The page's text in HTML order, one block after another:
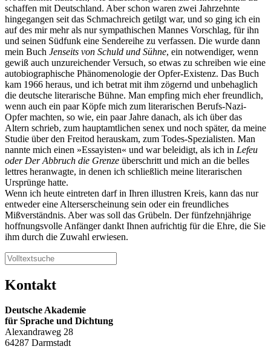
schaffen mit Deutschland. Aber schon waren zwei Jahrzehnte
hingegangen seit das Schmachreich getilgt war, und so ging ich ein
auf des mir mehr als nur sympathischen Mannes Vorschlag, für ihn
und seinen Südfunk eine Sendereihe zu verfassen. Die wurde dann
mein Buch Jenseits von Schuld und Sühne, ein notwendiger, wenn
gewiß auch unzureichender Versuch, so etwas zu schreiben wie eine
autobiographische Phänomenologie der Opfer-Existenz. Das Buch
kam 1966 heraus, und ich betrat mit ihm zögernd und unbehaglich
die deutsche literarische Bühne. Man empfing mich eher freundlich,
wenn auch ein paar Köpfe mich zum literarischen Berufs-Nazi-
Opfer machten, so wie, ein paar Jahre danach, als ich über das
Altern schrieb, zum hauptamtlichen senex und noch später, da meine
Studie über den Freitod herauskam, zum Todes-Spezialisten. Man
nannte mich einen »Essayisten« und war beleidigt, als ich in Lefeu
oder Der Abbruch die Grenze überschritt und mich an die belles
lettres heranwagte, in denen ich schließlich meine literarischen
Ursprünge hatte.
Wenn ich heute eintreten darf in Ihren illustren Kreis, kann das nur
entweder eine Alterserscheinung sein oder ein freundliches
Mißverständnis. Aber was soll das Grübeln. Der fünfzehnjährige
hoffnungsvolle Anfänger dankt Ihnen aufrichtig für die Ehre, die Sie
ihm durch die Zuwahl erwiesen.
Kontakt
Deutsche Akademie
für Sprache und Dichtung
Alexandraweg 28
64287 Darmstadt